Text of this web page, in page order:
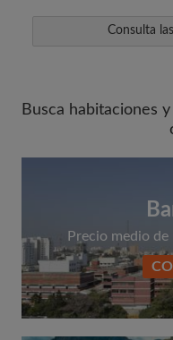
Consulta
Busca habitaciones
Precio medio